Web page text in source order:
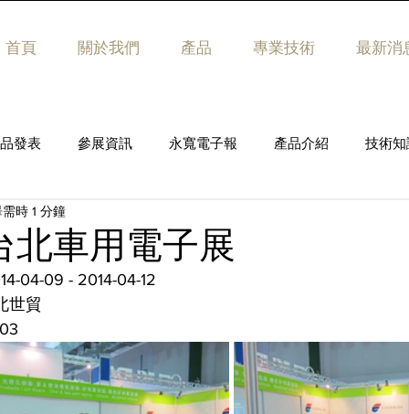
首頁 關於我們 產品 專業技術 最新消
發表 參展資訊 永寬電子報 產品介紹 技術知
北車用電子展
時 1 分鐘
04-09 - 2014-04-12
世貿